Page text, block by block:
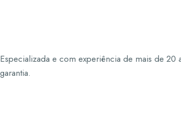
Especializada e com experiência de mais de
garantia.